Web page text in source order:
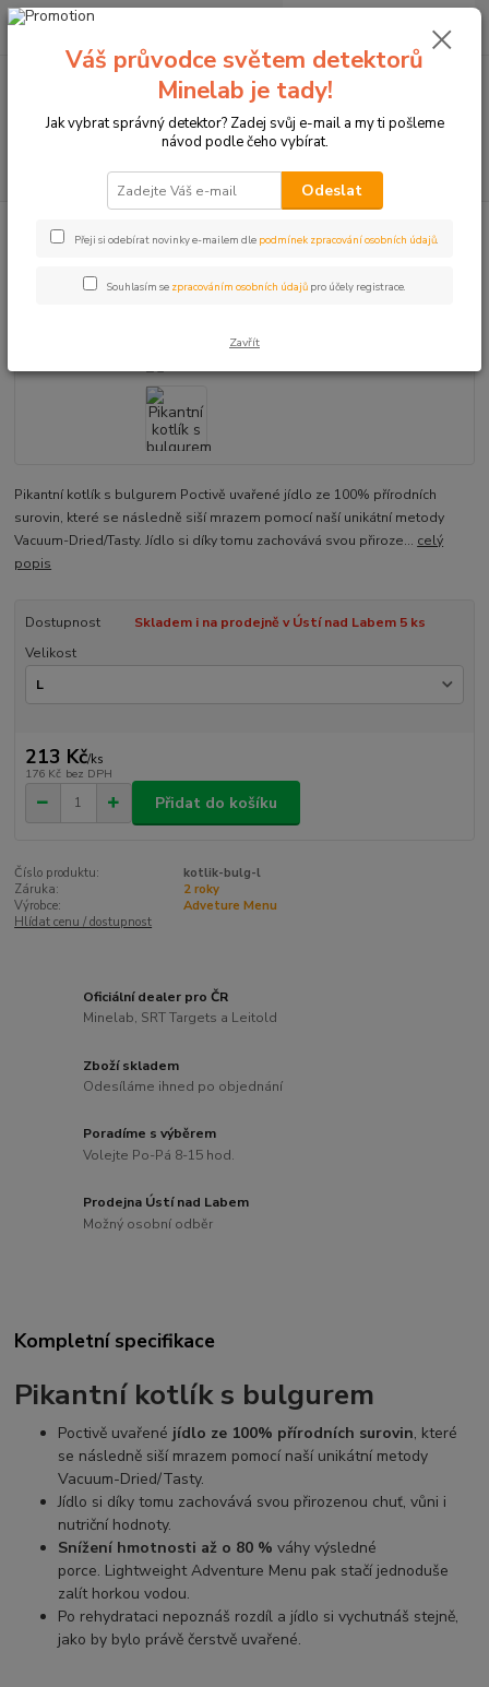
+420774877333
0 Kč
Pikantní kotlík s bulgurem
Pikantní kotlík s bulgurem Poctivě uvařené jídlo ze 100% přírodních
surovin, které se následně siší mrazem pomocí naší unikátní metody
Vacuum-Dried/Tasty. Jídlo si díky tomu zachovává svou přiroze... celý
popis
Dostupnost
Skladem i na prodejně v Ústí nad Labem 5 ks
Velikost
213 Kč/ks
176 Kč bez DPH
Přidat do košíku
Číslo produktu:
kotlik-bulg-l
Záruka:
2 roky
Výrobce:
Adveture Menu
Hlídat cenu / dostupnost
Oficiální dealer pro ČR
Minelab, SRT Targets a Leitold
Zboží skladem
Odesíláme ihned po objednání
Poradíme s výběrem
Volejte Po-Pá 8-15 hod.
Prodejna Ústí nad Labem
Možný osobní odběr
Kompletní specifikace
Pikantní kotlíks bulgurem
Poctivě uvařené jídlo ze 100% přírodních surovin, které
se následně siší mrazem pomocí naší unikátní metody
Vacuum-Dried/Tasty.
Jídlo si díky tomu zachovává svou přirozenou chuť, vůni i
nutriční hodnoty.
Snížení hmotnosti až o 80 % váhy výsledné
porce. Lightweight Adventure Menu pak stačí jednoduše
zalít horkou vodou.
Po rehydrataci nepoznáš rozdíl a jídlo si vychutnáš stejně,
jako by bylo právě čerstvě uvařené.
Váš průvodce světem detektorů
Minelab je tady!
Jak vybrat správný detektor? Zadej svůj e-mail a my ti pošleme
návod podle čeho vybírat.
Odeslat
Přeji si odebírat novinky e-mailem dle podmínek zpracování osobních údajů.
Souhlasím se zpracováním osobních údajů pro účely registrace.
Zavřít